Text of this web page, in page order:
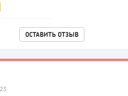
лучшие мероприятия месяца
ОСТАВИТЬ ОТЗЫВ